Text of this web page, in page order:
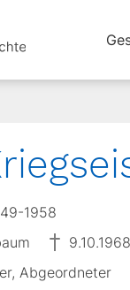
1958
Abgeordneter